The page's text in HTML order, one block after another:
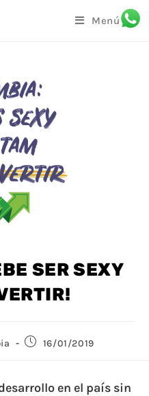
Menú
SER SEXY
16/01/2019
en el país sin